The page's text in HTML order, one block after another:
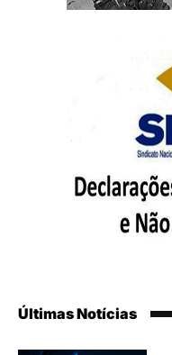
Últimas Notícias